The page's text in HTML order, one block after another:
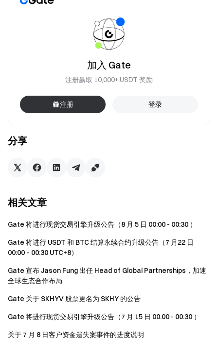
分享
加入 Gate
注册赢取 10,000+ USDT 奖励
注册 登录
相关文章
Gate 将进行现货交易引擎升级公告（8 月 5 日 00:00 - 00:30 ）
Gate 将进行 USDT 和 BTC 结算永续合约升级公告（7 月22 日
00:00 – 00:30 UTC+8）
Gate 宣布 Jason Fung 出任 Head of Global Partnerships，加速
全球生态合作布局
Gate 关于 SKHYV 股票更名为 SKHY 的公告
Gate 将进行现货交易引擎升级公告（7 月 15 日 00:00 - 00:30 ）
关于 7 月 8 日客户资金遗失案事件的进度说明